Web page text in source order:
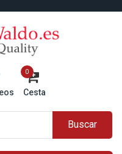
Cesta
0
Buscar